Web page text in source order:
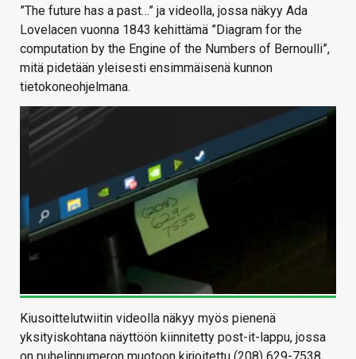
”The future has a past…” ja videolla, jossa näkyy Ada
Lovelacen vuonna 1843 kehittämä ”Diagram for the
computation by the Engine of the Numbers of Bernoulli”,
mitä pidetään yleisesti ensimmäisenä kunnon
tietokoneohjelmana.
Kiusoittelutwiitin videolla näkyy myös pienenä
yksityiskohtana näyttöön kiinnitetty post-it-lappu, jossa